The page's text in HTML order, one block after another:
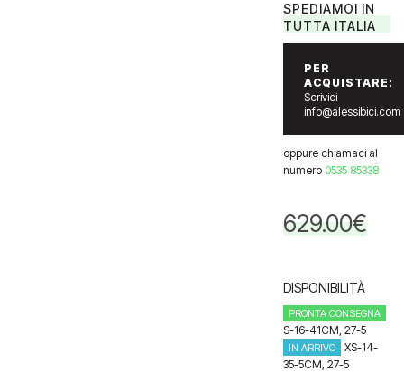
SPEDIAMOI IN
TUTTA ITALIA
PER
ACQUISTARE:
Scrivici
info@alessibici.com
oppure chiamaci al
numero 0535 85338
629.00€
DISPONIBILITÀ
PRONTA CONSEGNA
S-16-41CM, 27-5
IN ARRIVO
XS-14-
35-5CM, 27-5